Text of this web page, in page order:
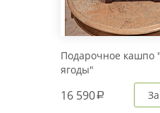
Подарочное кашпо
ягоды"
16 590a